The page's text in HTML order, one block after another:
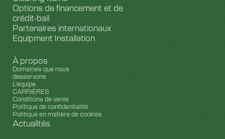
Options de financement et de
crédit-bail
Partenaires internationaux
Equipment Installation
À propos
Domaines que nous
desservons
L'équipe
CARRIÈRES
Conditions de vente
Politique de confidentialité
Politique en matière de cookies
Actualités